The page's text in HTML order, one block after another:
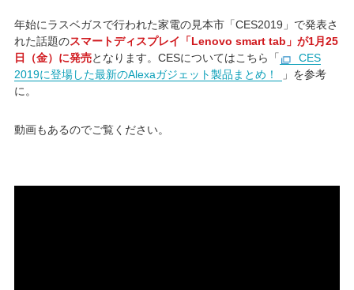
年始にラスベガスで行われた家電の見本市「CES2019」で発表さ
れた話題のスマートディスプレイ「Lenovo smart tab」が1月25
日（金）に発売となります。CESについてはこちら「
CES
2019に登場した最新のAlexaガジェット製品まとめ！
」を参考
に。
動画もあるのでご覧ください。